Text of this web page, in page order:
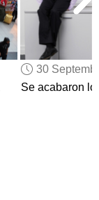
30
Se acabaron